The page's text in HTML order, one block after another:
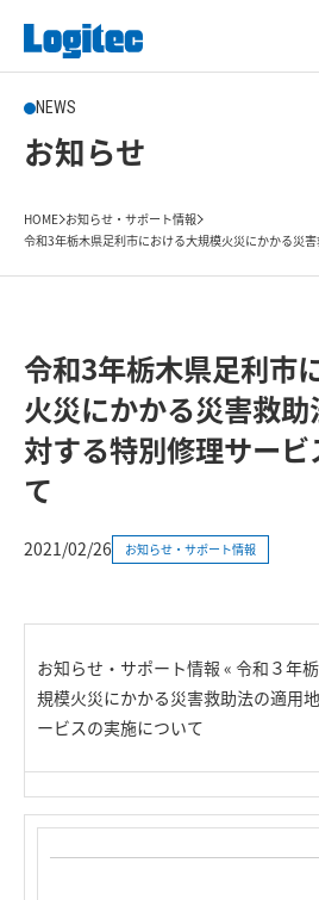
NEWS
お知らせ
HOME お知らせ・サポート情報
令和3年栃木県足利市における大規模火災にかかる災
令和3年栃木県足利市
火災にかかる災害救
対する特別修理サー
て
2021/02/26 お知らせ・サポート情報
お知らせ・サポート情報 « 令和３年
規模火災にかかる災害救助法の適用
ービスの実施について